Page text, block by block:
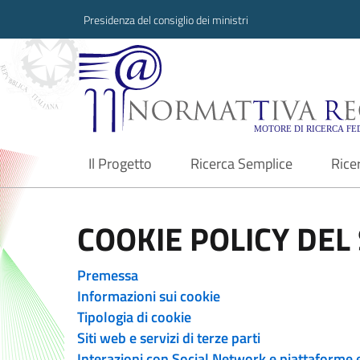
Presidenza del consiglio dei ministri
Normattiva
Il Progetto
current Ricerca Semplice
COOKIE POLICY
Premessa
Informazioni sui cookie
Tipologia di cookie
Siti web e servizi di terze parti